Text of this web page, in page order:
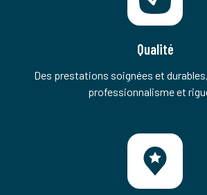
Qualité
Des prestations soignées et
professionnalisme et